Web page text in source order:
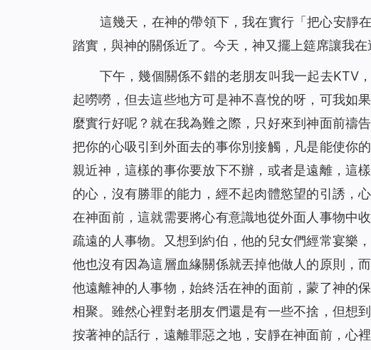
這幾天，在神的帶領下，我在實行「把心安靜
踏實，與神的關係近了。今天，神又擺上筵席讓我
下午，幾個關係不錯的老朋友叫我一起去KTV
起嘮嘮，但去這些地方可是神不喜悅的呀，可我如
麼實行好呢？就在我為難之際，只好來到神面前禱
把你的心吸引到外面去的事你別接觸，凡是能使你
親近神，這樣的事你要放下不辦，或者是遠離，這
的心，沒有勝罪的能力，經不起肉體慾望的引誘，
在神面前，這就需要將心有意識地從外面人事物中
疏遠的人事物。又想到約伯，他的兒女們經常宴樂
他也沒有因為這層血緣關係就丟掉他做人的原則，
他遠離神的人事物，始終活在神的面前，蒙了神的
相聚。雖然心裡對老朋友們還是有一些不捨，但想
按著神的話行，遠離罪惡之地，安靜在神面前，心